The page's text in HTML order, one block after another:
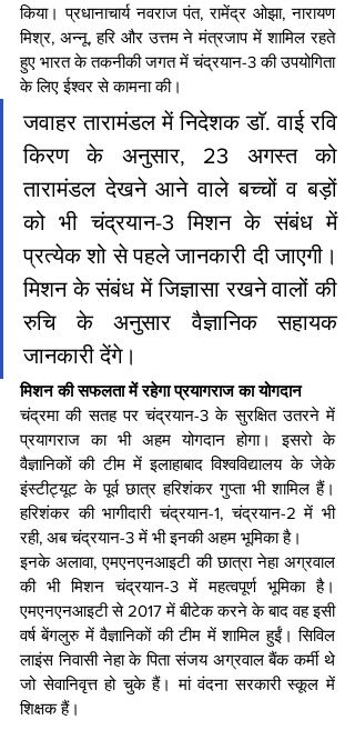
किया। प्रधानाचार्य नवराज पंत, रामेंद्र ओझा, नारायण
मिश्र, अन्नू, हरि और उत्तम ने मंत्रजाप में शामिल रहते
हुए भारत के तकनीकी जगत में चंद्रयान-3 की उपयोगिता
के लिए ईश्वर से कामना की।
जवाहर तारामंडल में निदेशक डाॅ. वाई रवि
किरण के अनुसार, 23 अगस्त को
तारामंडल देखने आने वाले बच्चों व बड़ों
को भी चंद्रयान-3 मिशन के संबंध में
प्रत्येक शो से पहले जानकारी दी जाएगी।
मिशन के संबंध में जिज्ञासा रखने वालों की
रुचि के अनुसार वैज्ञानिक सहायक
जानकारी देंगे।
मिशन की सफलता में रहेगा प्रयागराज का योगदान
चंद्रमा की सतह पर चंद्रयान-3 के सुरक्षित उतरने में
प्रयागराज का भी अहम योगदान होगा। इसरो के
वैज्ञानिकों की टीम में इलाहाबाद विश्वविद्यालय के जेके
इंस्टीट्यूट के पूर्व छात्र हरिशंकर गुप्ता भी शामिल हैं।
हरिशंकर की भागीदारी चंद्रयान-1, चंद्रयान-2 में भी
रही, अब चंद्रयान-3 में भी इनकी अहम भूमिका है।
इनके अलावा, एमएनएनआइटी की छात्रा नेहा अग्रवाल
की भी मिशन चंद्रयान-3 में महत्वपूर्ण भूमिका है।
एमएनएनआइटी से 2017 में बीटेक करने के बाद वह इसी
वर्ष बेंगलुरु में वैज्ञानिकों की टीम में शामिल हुईं। सिविल
लाइंस निवासी नेहा के पिता संजय अग्रवाल बैंक कर्मी थे
जो सेवानिवृत्त हो चुके हैं। मां वंदना सरकारी स्कूल में
शिक्षक हैं।